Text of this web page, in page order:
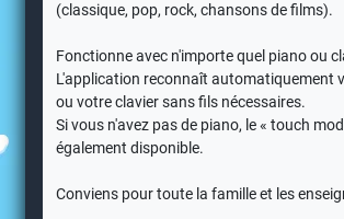
(classique, pop, rock, chansons de films).
Fonctionne avec n'importe quel piano ou
L'application reconnaît automatiquement
ou votre clavier sans fils nécessaires.
Si vous n'avez pas de piano, le « touch
également disponible.
Conviens pour toute la famille et les